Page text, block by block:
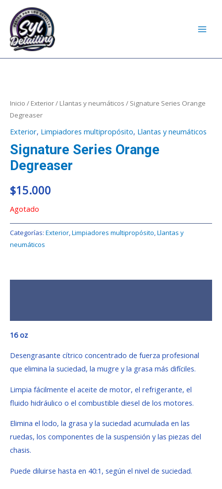
contenido
Inicio / Exterior/ Llantas y neumáticos / Signature Series Orange
Degreaser
Exterior, Limpiadores multipropósito, Llantas y neumáticos
Signature Series Orange
Degreaser
$15.000
Agotado
Categorías: Exterior,Limpiadores multipropósito,Llantas y
neumáticos
16 oz
Desengrasante cítrico concentrado de fuerza profesional
que elimina la suciedad, la mugre y la grasa más difíciles.
Limpia fácilmente el aceite de motor, el refrigerante, el
fluido hidráulico o el combustible diesel de los motores.
Elimina el lodo, la grasa y la suciedad acumulada en las
ruedas, los componentes de la suspensión y las piezas del
chasis.
Puede diluirse hasta en 40:1, según el nivel de suciedad.